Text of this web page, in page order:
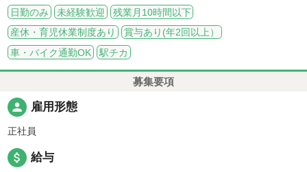
日勤のみ
未経験歓迎
残業月10時間以下
産休・育児休業制度あり
賞与あり(年2回以上）
車・バイク通勤OK
駅チカ
募集要項
person 雇用形態
正社員
attach_money 給与